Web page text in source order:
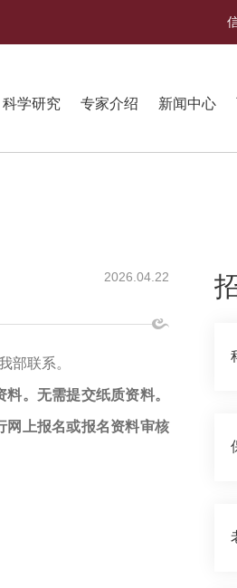
科学研究 专家介绍 新闻中心
2026.04.22
部联系。
。无需提交纸质资料。
网上报名或报名资料审核